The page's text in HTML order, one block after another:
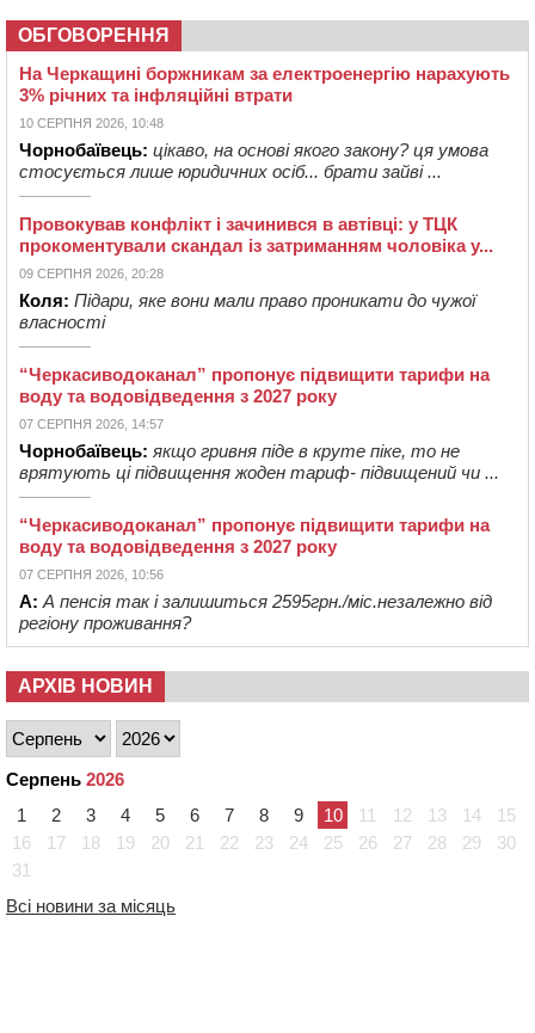
ОБГОВОРЕННЯ
На Черкащині боржникам за електроенергію нарахують
3% річних та інфляційні втрати
10 СЕРПНЯ 2026, 10:48
Чорнобаївець: цікаво, на основі якого закону? ця умова
стосується лише юридичних осіб... брати зайві ...
Провокував конфлікт і зачинився в автівці: у ТЦК
прокоментували скандал із затриманням чоловіка у...
09 СЕРПНЯ 2026, 20:28
Коля: Підари, яке вони мали право проникати до чужої
власності
“Черкасиводоканал” пропонує підвищити тарифи на
воду та водовідведення з 2027 року
07 СЕРПНЯ 2026, 14:57
Чорнобаївець: якщо гривня піде в круте піке, то не
врятують ці підвищення жоден тариф- підвищений чи ...
“Черкасиводоканал” пропонує підвищити тарифи на
воду та водовідведення з 2027 року
07 СЕРПНЯ 2026, 10:56
А: А пенсія так і залишиться 2595грн./міс.незалежно від
регіону проживання?
АРХІВ НОВИН
Серпень 2026
1
2 3 4 5 6 7 8 9 10 11 12 13 14
15
16
17 18 19 20 21 22 23 24 25 26 27 28 29
30
31
Всі новини за місяць